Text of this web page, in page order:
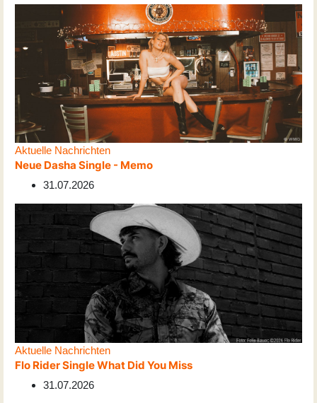
Aktuelle Nachrichten
Neue Dasha Single - Memo
31.07.2026
Aktuelle Nachrichten
Flo Rider Single What Did You Miss
31.07.2026